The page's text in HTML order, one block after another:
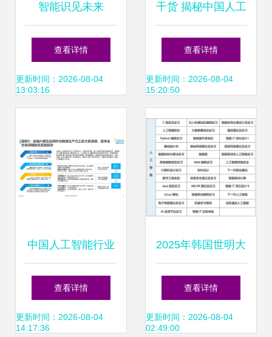
智能识见未来
2019北京国际人工
智能展会聚焦智能
发
查看详情
更新时间：2026-08-04
13:03:16
干货 揭秘中国人工
智能开源软件发展
白皮书2018 ——
AI应用软件开发的
关键解读
查看详情
更新时间：2026-08-04
15:20:50
中国人工智能行业
应用发展趋势2024
AI应用软件开发的
查看详情
更新时间：2026-08-04
14:17:36
2025年韩国世明大
学1年制中文授课
专升本申请指南 人
查看详情
更新时间：2026-08-04
02:49:00